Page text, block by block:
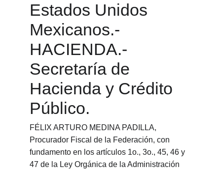
Estados Unidos
Mexicanos.-
HACIENDA.-
Secretaría de
Hacienda y Crédito
Público.
FÉLIX ARTURO MEDINA PADILLA,
Procurador Fiscal de la Federación, con
fundamento en los artículos 1o., 3o., 45, 46 y
47 de la Ley Orgánica de la Administración